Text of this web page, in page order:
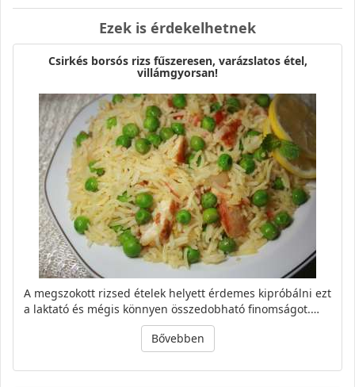
Ezek is érdekelhetnek
Csirkés borsós rizs fűszeresen, varázslatos étel,
villámgyorsan!
A megszokott rizsed ételek helyett érdemes kipróbálni ezt
a laktató és mégis könnyen összedobható finomságot.…
Bővebben